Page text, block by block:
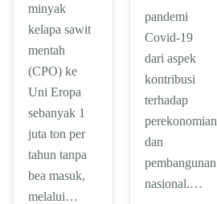
minyak
kelapa sawit
mentah
(CPO) ke
Uni Eropa
sebanyak 1
juta ton per
tahun tanpa
bea masuk,
melalui…
pandemi
Covid-19
dari aspek
kontribusi
terhadap
perekonomian
dan
pembangunan
nasional.…